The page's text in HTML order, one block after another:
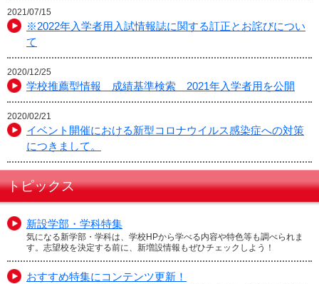
2021/07/15
※2022年入学者用入試情報誌に関する訂正とお詫びについ
て
2020/12/25
学校推薦型情報 成績基準検索 2021年入学者用を公開
2020/02/21
イベント開催における新型コロナウイルス感染症への対策
につきまして。
トピックス
新設学部・学科特集
気になる新学部・学科は、学校HPから学べる内容や特色等も調べられま
す。志望校を決定する前に、新増設情報もぜひチェックしよう！
おすすめ特集にコンテンツ更新！